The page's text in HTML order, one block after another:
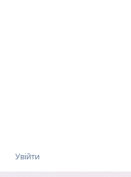
Увійти